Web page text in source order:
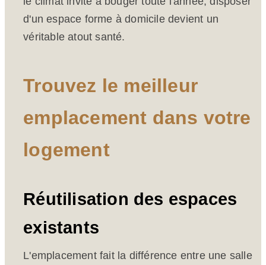
d'un espace forme à domicile devient un
véritable atout santé.
Trouvez le meilleur
emplacement dans votre
logement
Réutilisation des espaces
existants
L'emplacement fait la différence entre une salle